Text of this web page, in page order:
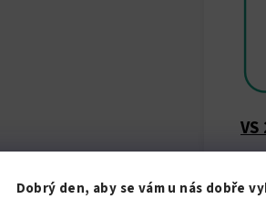
Dobrý den, aby se vám u nás dobře
VS